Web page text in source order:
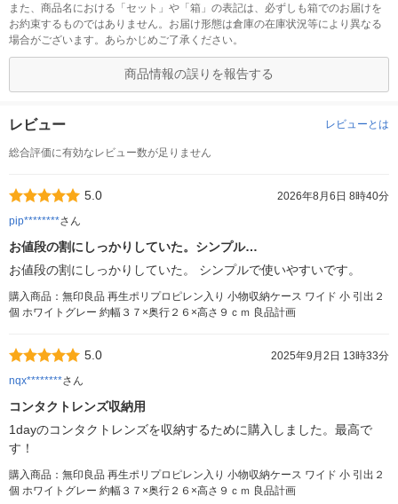
また、商品名における「セット」や「箱」の表記は、必ずしも箱でのお届けを
お約束するものではありません。お届け形態は倉庫の在庫状況等により異なる
場合がございます。あらかじめご了承ください。
商品情報の誤りを報告する
レビュー レビューとは
総合評価に有効なレビュー数が足りません
5.0
2026年8月6日 8時40分
pip********さん
お値段の割にしっかりしていた。シンプル…
お値段の割にしっかりしていた。 シンプルで使いやすいです。
購入商品：無印良品 再生ポリプロピレン入り 小物収納ケース ワイド 小 引出２
個 ホワイトグレー 約幅３７×奥行２６×高さ９ｃｍ 良品計画
5.0
2025年9月2日 13時33分
nqx********さん
コンタクトレンズ収納用
1dayのコンタクトレンズを収納するために購入しました。最高で
す！
購入商品：無印良品 再生ポリプロピレン入り 小物収納ケース ワイド 小 引出２
個 ホワイトグレー 約幅３７×奥行２６×高さ９ｃｍ 良品計画